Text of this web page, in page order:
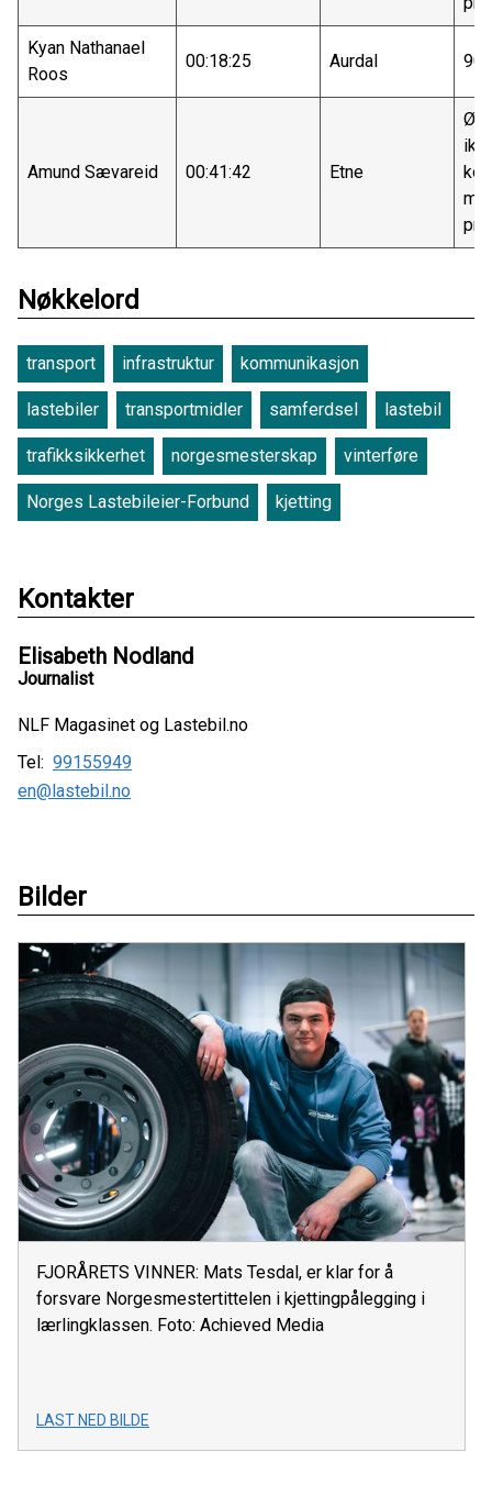
Kyan Nathanael
Roos
00:18:25 Aurdal
Amund Sævareid 00:41:42 Etne
Nøkkelord
transport infrastruktur kommunikasjon
lastebiler transportmidler samferdsel lastebil
trafikksikkerhet norgesmesterskap vinterføre
Norges Lastebileier-Forbund kjetting
Kontakter
Elisabeth Nodland
Journalist
NLF Magasinet og Lastebil.no
Tel: 99155949
en@lastebil.no
Bilder
FJORÅRETS VINNER: Mats Tesdal, er klar for å
forsvare Norgesmestertittelen i kjettingpålegging i
lærlingklassen. Foto: Achieved Media
LAST NED BILDE